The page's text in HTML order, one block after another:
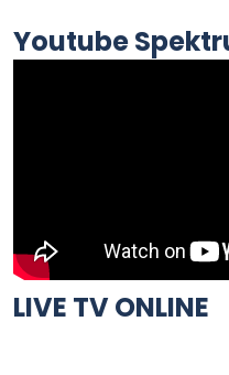
Youtube
LIVE TV ONLINE